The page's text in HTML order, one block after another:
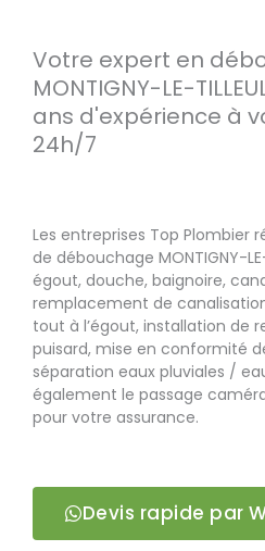
Votre expert en
MONTIGNY-LE-
ans d'expérience à
24h/7
Les entreprises Top Plombier
de débouchage MONTIGNY-
égout, douche, baignoire,
remplacement de
tout à l’égout, installation de
puisard, mise en conformité
séparation eaux pluviales /
également le passage
pour votre assurance.
Devis rapide par